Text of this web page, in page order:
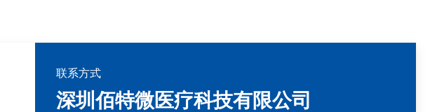
联系方式
深圳佰特微医疗科技有限公司